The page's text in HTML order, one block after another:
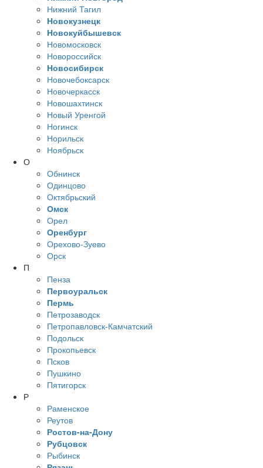
Нижний Тагил
Новокузнецк
Новокуйбышевск
Новомосковск
Новороссийск
Новосибирск
Новочебоксарск
Новочеркасск
Новошахтинск
Новый Уренгой
Ногинск
Норильск
Ноябрьск
О
Обнинск
Одинцово
Октябрьский
Омск
Орел
Оренбург
Орехово-Зуево
Орск
П
Пенза
Первоуральск
Пермь
Петрозаводск
Петропавловск-Камчатский
Подольск
Прокопьевск
Псков
Пушкино
Пятигорск
Р
Раменское
Реутов
Ростов-на-Дону
Рубцовск
Рыбинск